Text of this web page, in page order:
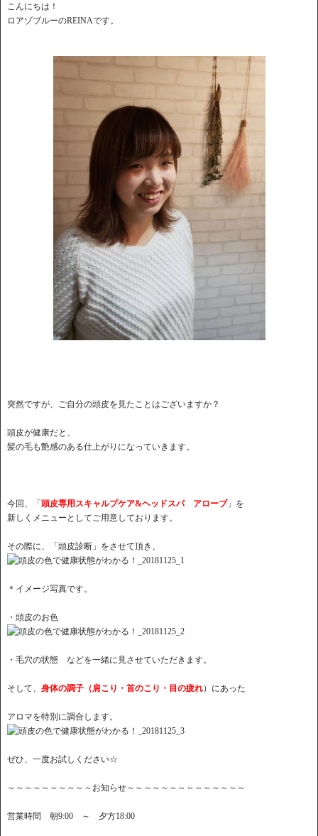
こんにちは！
ロアゾブルーのREINAです。
突然ですが、ご自分の頭皮を見たことはございますか？
頭皮が健康だと、
髪の毛も艶感のある仕上がりになっていきます。
今回、「頭皮専用スキャルプケア&ヘッドスパ アローブ」を
新しくメニューとしてご用意しております。
その際に、「頭皮診断」をさせて頂き、
＊イメージ写真です。
・頭皮のお色
・毛穴の状態 などを一緒に見させていただきます。
そして、 身体の調子（肩こり・首のこり・目の疲れ）にあった
アロマを特別に調合します。
ぜひ、一度お試しください☆
～～～～～～～～～～お知らせ～～～～～～～～～～～～～～
営業時間 朝9:00 ～ 夕方18:00